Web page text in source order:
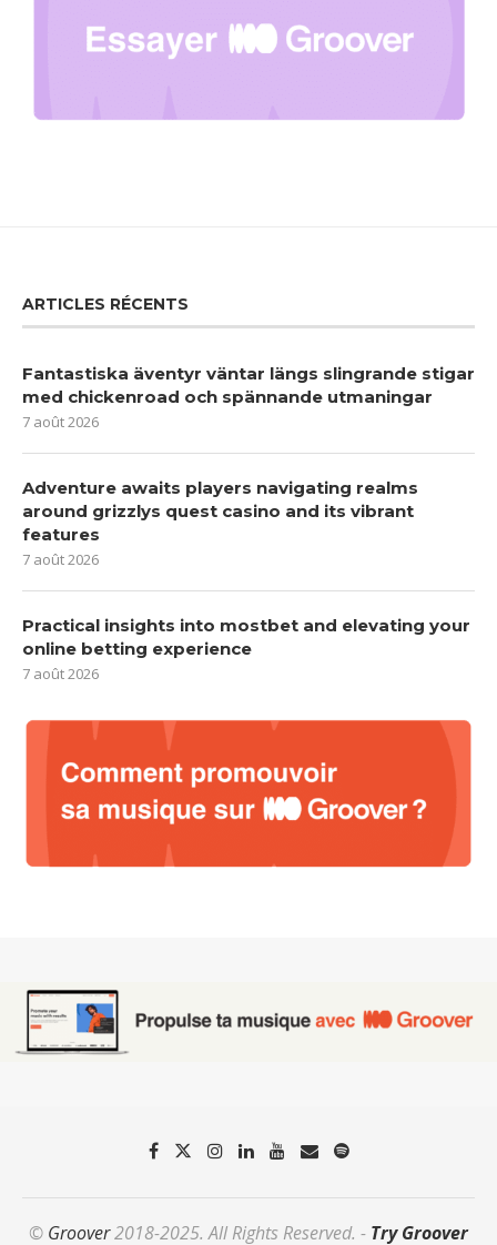
ARTICLES RÉCENTS
Fantastiska äventyr väntar längs slingrande stigar
med chickenroad och spännande utmaningar
7 août 2026
Adventure awaits players navigating realms
around grizzlys quest casino and its vibrant
features
7 août 2026
Practical insights into mostbet and elevating your
online betting experience
7 août 2026
© Groover2018-2025. All Rights Reserved. - Try Groover